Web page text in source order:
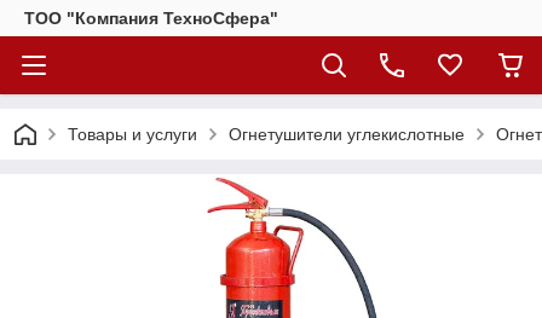
ТОО "Компания ТехноСфера"
Товары и услуги Огнетушители углекислотные